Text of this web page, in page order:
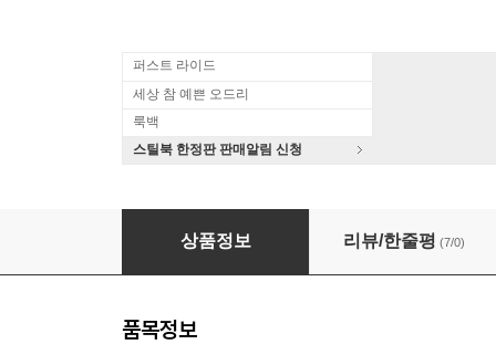
퍼스트 라이드
세상 참 예쁜 오드리
룩백
스틸북 한정판 판매알림 신청
21그램 dts
상품정보 리뷰/한줄평 (7/0)
품목정보